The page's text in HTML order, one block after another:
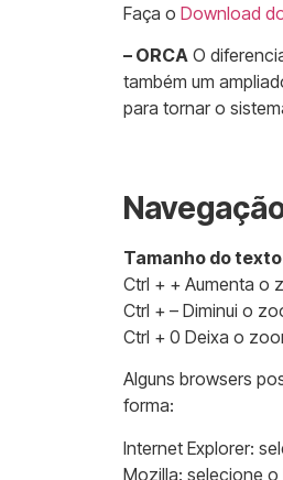
Faça o Download
– ORCA O
também um
para tornar o
Tamanho do texto
Ctrl + + Aumenta o
Ctrl + – Diminui o
Ctrl + 0 Deixa o
Alguns browsers
forma:
Internet Explorer:
Mozilla: selecione